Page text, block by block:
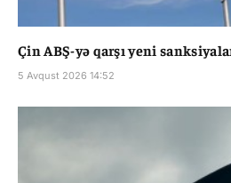
Çin ABŞ-yə qarşı yeni
5 Avqust 2026 14:52